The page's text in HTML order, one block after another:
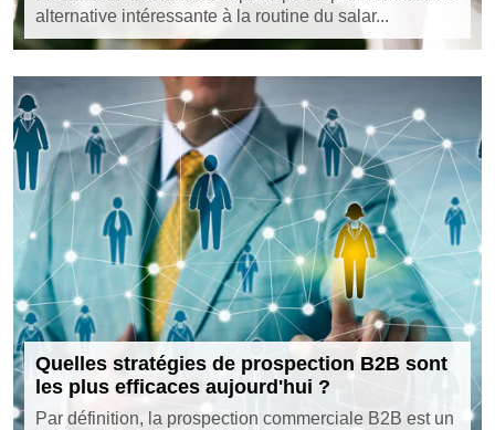
alternative intéressante à la routine du salar...
Quelles stratégies de prospection B2B sont
les plus efficaces aujourd'hui ?
Par définition, la prospection commerciale B2B est un